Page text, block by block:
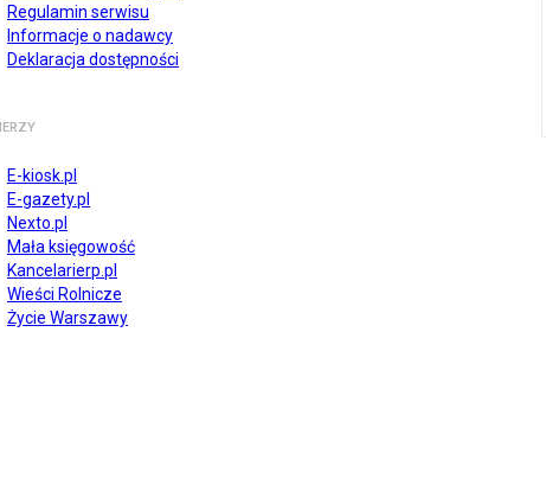
Regulamin serwisu
Informacje o nadawcy
Deklaracja dostępności
E-kiosk.pl
E-gazety.pl
Nexto.pl
Mała księgowość
Kancelarierp.pl
Wieści Rolnicze
Życie Warszawy